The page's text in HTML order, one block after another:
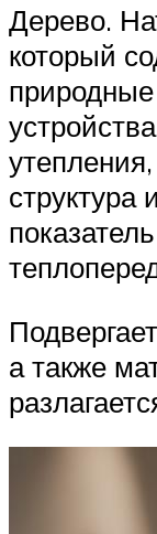
Дерево.
который
структура
а также